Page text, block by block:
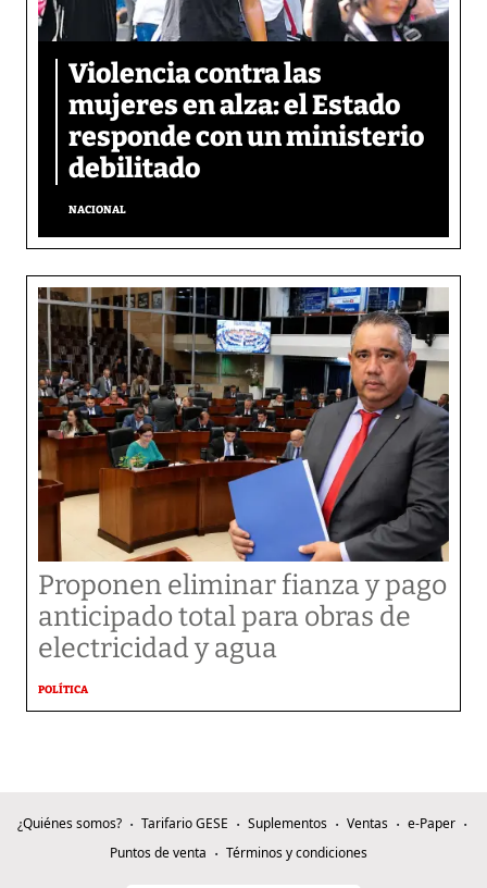
Violencia contra las
mujeres en alza: el Estado
responde con un ministerio
debilitado
NACIONAL
Proponen eliminar fianza y pago
anticipado total para obras de
electricidad y agua
POLÍTICA
¿Quiénes somos? Tarifario GESE Suplementos Ventas
e-Paper
Puntos de venta
Términos y condiciones